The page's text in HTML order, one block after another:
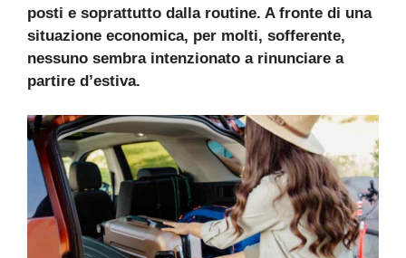
posti e soprattutto dalla routine. A fronte di una
situazione economica, per molti, sofferente,
nessuno sembra intenzionato a rinunciare a
partire d’estiva.